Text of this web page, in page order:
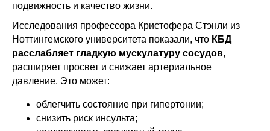
подвижность и качество жизни.
Исследования профессора Кристофера Стэнли из
Ноттингемского университета показали, что КБД
расслабляет гладкую мускулатуру сосудов,
расширяет просвет и снижает артериальное
давление. Это может:
облегчить состояние при гипертонии;
снизить риск инсульта;